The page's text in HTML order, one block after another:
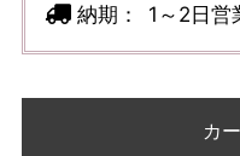
納期： 1～2日営
カ